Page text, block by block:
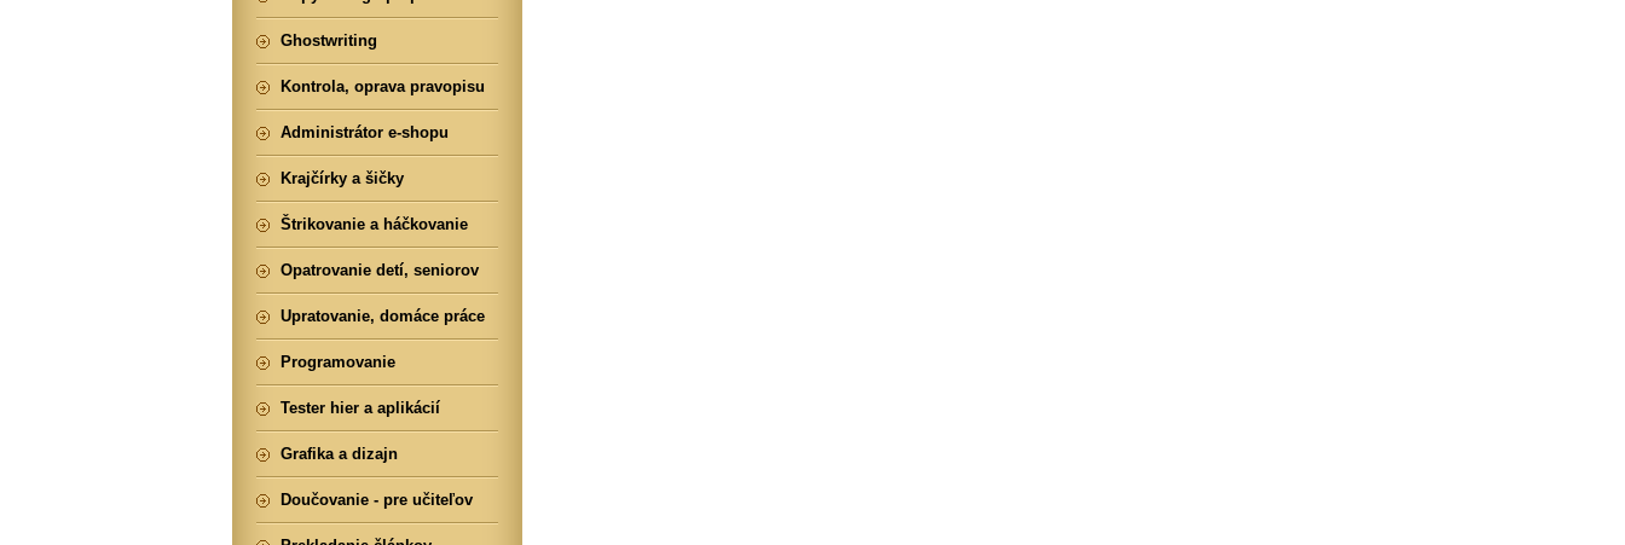
Ghostwriting
Kontrola, oprava pravopisu
Administrátor e-shopu
Krajčírky a šičky
Štrikovanie a háčkovanie
Opatrovanie detí, seniorov
Upratovanie, domáce práce
Programovanie
Tester hier a aplikácií
Grafika a dizajn
Doučovanie - pre učiteľov